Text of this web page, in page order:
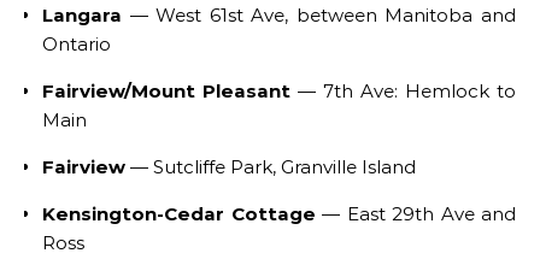
Langara — West 61st Ave, between Manitoba and
Ontario
Fairview/Mount Pleasant — 7th Ave: Hemlock to
Main
Fairview — Sutcliffe Park, Granville Island
Kensington-Cedar Cottage — East 29th Ave and
Ross